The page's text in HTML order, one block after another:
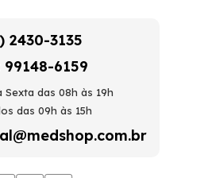
2430-3135
99148-6159
Sexta das 08h às 19h
das 09h às 15h